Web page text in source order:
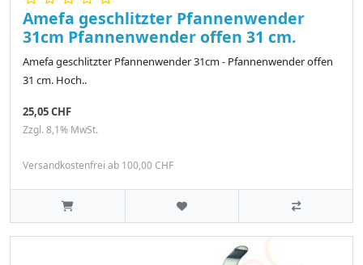
Amefa geschlitzter Pfannenwender
31cm Pfannenwender offen 31 cm.
Amefa geschlitzter Pfannenwender 31cm - Pfannenwender offen
31 cm. Hoch..
25,05 CHF
Zzgl. 8,1% MwSt.
Versandkostenfrei ab 100,00 CHF